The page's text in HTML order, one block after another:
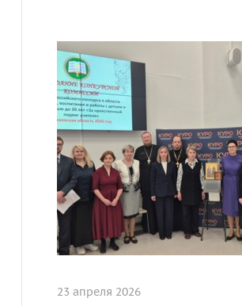
23 апреля 2026